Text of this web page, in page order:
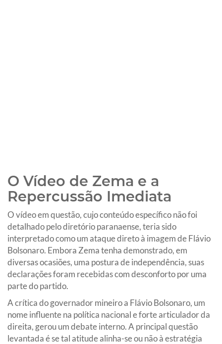
O Vídeo de Zema e a
Repercussão Imediata
O vídeo em questão, cujo conteúdo específico não foi
detalhado pelo diretório paranaense, teria sido
interpretado como um ataque direto à imagem de Flávio
Bolsonaro. Embora Zema tenha demonstrado, em
diversas ocasiões, uma postura de independência, suas
declarações foram recebidas com desconforto por uma
parte do partido.
A crítica do governador mineiro a Flávio Bolsonaro, um
nome influente na política nacional e forte articulador da
direita, gerou um debate interno. A principal questão
levantada é se tal atitude alinha-se ou não à estratégia